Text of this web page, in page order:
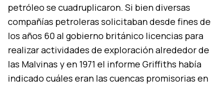
petróleo se cuadruplicaron. Si bien diversas
compañías petroleras solicitaban desde fines de
los años 60 al gobierno británico licencias para
realizar actividades de exploración alrededor de
las Malvinas y en 1971 el informe Griffiths había
indicado cuáles eran las cuencas promisorias en